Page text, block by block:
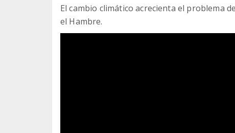
El cambio climático acrecienta el problema
el Hambre.